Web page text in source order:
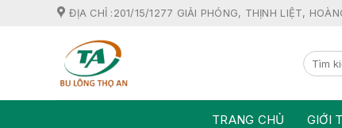
ĐỊA CHỈ :201/15/1277 GIẢI PHÓNG, THỊNH LIỆT,
TRANG CHỦ GIỚI